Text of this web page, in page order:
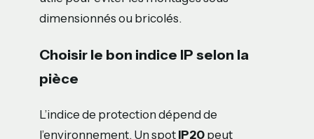
dimensionnés ou bricolés.
Choisir le bon indice IP selon la
pièce
L’indice de protection dépend de
l’environnement. Un spot IP20 peut